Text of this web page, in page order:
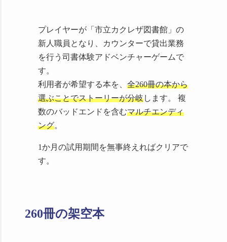
ました ご紹介ありがとうございま
す！
2024/09/20iOSとAndroid端末向け
に配信開始しました
2024/09/17 Ver.1.2.0にアップデー
ト検索機軽量化＆NDC順ソート実
装詳細はSteamパッチノートで
2024/09/17 Steamでの販売価格を
恒常的値下げで700円にしました キ
ンbocste.comに移転しました
プレイヤーが「市立カクレザ図書館」の
新人職員となり、カウンターで貸出業務
を行う司書体験アドベンチャーゲームで
す。
利用者が希望する本を、 全260冊の本から
選ぶことでストーリーが分岐します。 複
数のバッドエンドを含むマルチエンディ
ング。
1か月の試用期間を無事終えればクリアで
す。
260冊の架空本